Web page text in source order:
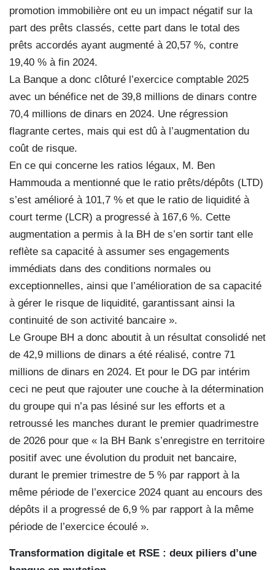
promotion immobilière ont eu un impact négatif sur la
part des prêts classés, cette part dans le total des
prêts accordés ayant augmenté à 20,57 %, contre
19,40 % à fin 2024.
La Banque a donc clôturé l’exercice comptable 2025
avec un bénéfice net de 39,8 millions de dinars contre
70,4 millions de dinars en 2024. Une régression
flagrante certes, mais qui est dû à l’augmentation du
coût de risque.
En ce qui concerne les ratios légaux, M. Ben
Hammouda a mentionné que le ratio prêts/dépôts (LTD)
s’est amélioré à 101,7 % et que le ratio de liquidité à
court terme (LCR) a progressé à 167,6 %. Cette
augmentation a permis à la BH de s’en sortir tant elle
reflète sa capacité à assumer ses engagements
immédiats dans des conditions normales ou
exceptionnelles, ainsi que l’amélioration de sa capacité
à gérer le risque de liquidité, garantissant ainsi la
continuité de son activité bancaire ».
Le Groupe BH a donc aboutit à un résultat consolidé net
de 42,9 millions de dinars a été réalisé, contre 71
millions de dinars en 2024. Et pour le DG par intérim
ceci ne peut que rajouter une couche à la détermination
du groupe qui n’a pas lésiné sur les efforts et a
retroussé les manches durant le premier quadrimestre
de 2026 pour que « la BH Bank s’enregistre en territoire
positif avec une évolution du produit net bancaire,
durant le premier trimestre de 5 % par rapport à la
même période de l’exercice 2024 quant au encours des
dépôts il a progressé de 6,9 % par rapport à la même
période de l’exercice écoulé ».
Transformation digitale et RSE : deux piliers d’une